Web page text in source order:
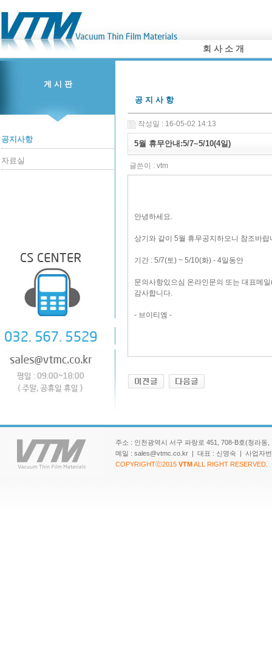
회 사 소 개
게 시 판
공지사항
자료실
공 지 사 항
작성일 : 16-05-02 14:13
5월 휴무안내:5/7~5/10(4일)
글쓴이 : vtm
안녕하세요.
상기와 같이 5월 휴무공지하오니 참조바랍
기간 : 5/7(토) ~ 5/10(화) - 4일동안
문의사항있으심 온라인문의 또는 대표메
감사합니다.
- 브이티엠 -
주소 : 인천광역시 서구 파랑로 451, 708-B호(청라
메일 : sales@vtmc.co.kr | 대표 : 신영숙 | 사업자
COPYRIGHTⓒ2015 VTMALL RIGHT RESERVED.